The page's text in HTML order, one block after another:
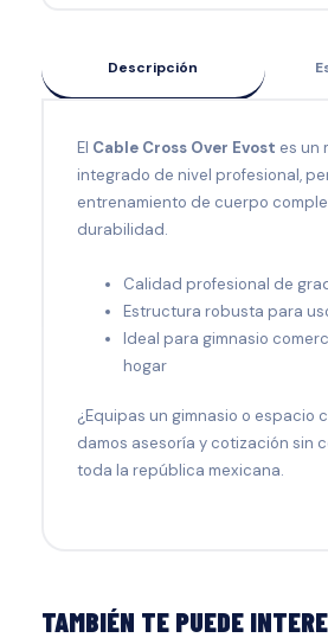
Descripción
El Cable Cross Over Evost es un
integrado de nivel profesional,
entrenamiento de cuerpo
durabilidad.
Calidad profesional de
Estructura robusta para
Ideal para gimnasio
hogar
¿Equipas un gimnasio o espacio
damos asesoría y cotización sin
toda la república mexicana.
TAMBIÉN TE PUEDE